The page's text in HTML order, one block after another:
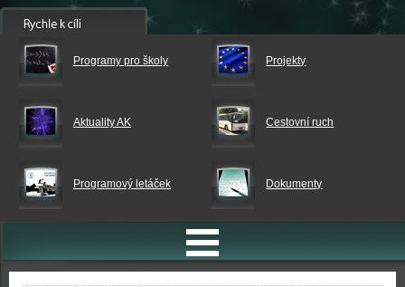
Programy pro školy Projekty
Aktuality AK Cestovní ruch
Programový letáček Dokumenty